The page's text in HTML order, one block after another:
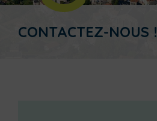
CONTACTEZ-NOUS !